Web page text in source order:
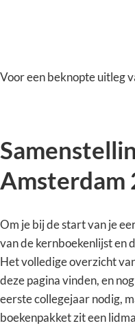
Voor een beknopte uitleg
Amsterdam
Om je bij de start van je
van de kernboekenlijst en
Het volledige overzicht
deze pagina vinden, en
eerste collegejaar nodig,
boekenpakket zit een